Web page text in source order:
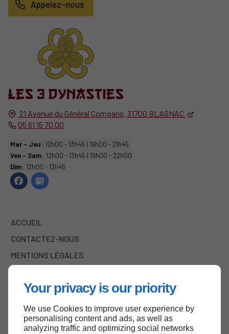
Your privacy is our priority
We use Cookies to improve user experience by
personalising content and ads, as well as
analyzing traffic and optimizing social networks
21 Avenue du Général Compans, 31700 BLAGNAC
05 61 15 70 00
Mar - Jeu : 12h00 - 13h45 | 19h00 - 21h45
Ven - Sam : 12h00 - 13h45 | 19h00 - 22h00
Dim : 12h00 - 13h45
ACCUEIL
CONTACTEZ-NOUS
MENTIONS LÉGALES
Appelez-nous
Haut de page